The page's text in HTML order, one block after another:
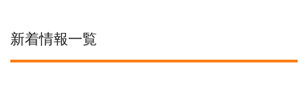
新着情報一覧